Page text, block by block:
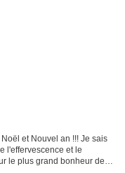
et Nouvel an !!! Je sais
l'effervescence et le
le plus grand bonheur de